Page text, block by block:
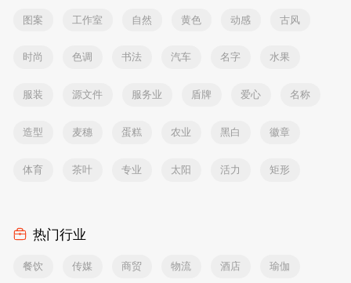
图案 工作室 自然 黄色 动感 古风
时尚 色调 书法 汽车 名字 水果
服装 源文件 服务业 盾牌 爱心 名称
造型 麦穗 蛋糕 农业 黑白 徽章
体育 茶叶 专业 太阳 活力 矩形
热门行业
餐饮 传媒 商贸 物流 酒店 瑜伽